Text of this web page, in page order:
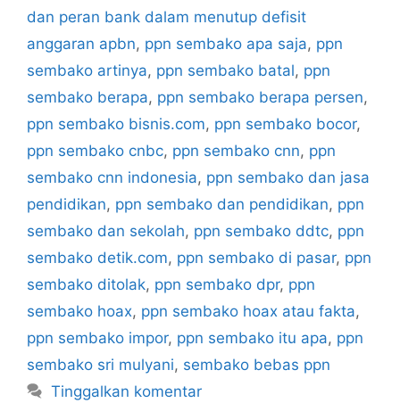
dan peran bank dalam menutup defisit
anggaran apbn, ppn sembako apa saja, ppn
sembako artinya, ppn sembako batal, ppn
sembako berapa, ppn sembako berapa persen,
ppn sembako bisnis.com, ppn sembako bocor,
ppn sembako cnbc, ppn sembako cnn, ppn
sembako cnn indonesia, ppn sembako dan jasa
pendidikan, ppn sembako dan pendidikan, ppn
sembako dan sekolah, ppn sembako ddtc, ppn
sembako detik.com, ppn sembako di pasar, ppn
sembako ditolak, ppn sembako dpr, ppn
sembako hoax, ppn sembako hoax atau fakta,
ppn sembako impor, ppn sembako itu apa, ppn
sembako sri mulyani, sembako bebas ppn
Tinggalkan komentar